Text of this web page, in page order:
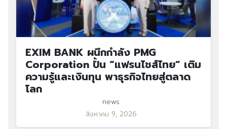
EXIM BANK ผนึกกำลัง PMG
Corporation ปั้น “แฟรนไชส์ไทย” เติม
ความรู้และเงินทุน พาธุรกิจไทยสู่ตลาด
โลก
news
สิงหาคม 9, 2026